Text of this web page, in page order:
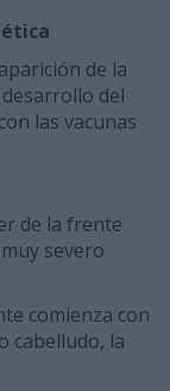
de la
del
las vacunas
de la frente
severo
comienza con
cabelludo, la